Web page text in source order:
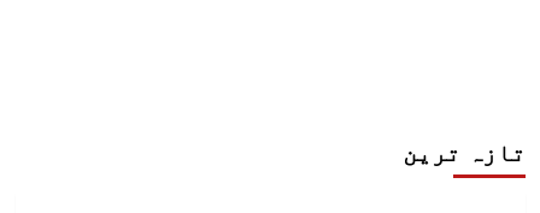
تازہ ترین